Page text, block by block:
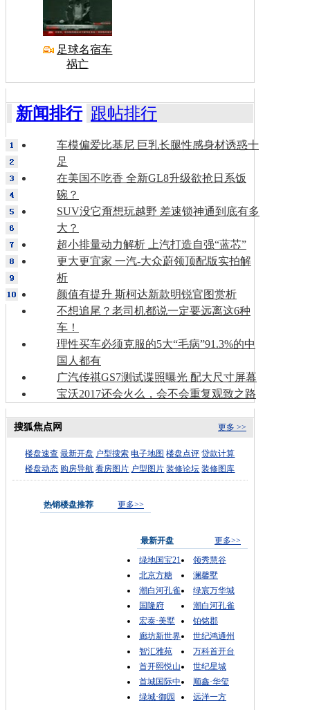
足球名宿车
祸亡
新闻排行 跟帖排行
车模偏爱比基尼 巨乳长腿性感身材诱惑十
足
在美国不吃香 全新GL8升级欲抢日系饭
碗？
SUV没它甭想玩越野 差速锁神通到底有多
大？
超小排量动力解析 上汽打造自强“蓝芯”
更大更宜家 一汽-大众蔚领顶配版实拍解
析
颜值有提升 斯柯达新款明锐官图赏析
不想追尾？老司机都说一定要远离这6种
车！
理性买车必须克服的5大“毛病”91.3%的中
国人都有
广汽传祺GS7测试谍照曝光 配大尺寸屏幕
宝沃2017还会火么，会不会重复观致之路
更多 >>
搜狐焦点网
楼盘速查 最新开盘 户型搜索 电子地图 楼盘点评 贷款计算
楼盘动态 购房导航 看房图片 户型图片 装修论坛 装修图库
热销楼盘推荐 更多>>
最新开盘
更多>>
绿地国宝21
领秀慧谷
北京方糖
澜馨墅
潮白河孔雀
绿宸万华城
国隆府
潮白河孔雀
宏泰·美墅
铂铭郡
廊坊新世界
世纪鸿通州
智汇雅苑
万科首开台
首开熙悦山
世纪星城
首城国际中
顺鑫·华玺
绿城·御园
远洋一方